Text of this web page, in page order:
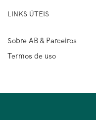
LINKS ÚTEIS
Sobre AB & Parceiros
Termos de uso